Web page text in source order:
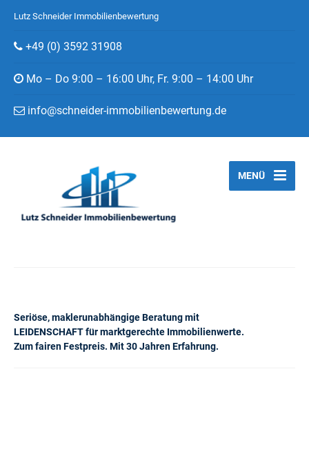
Lutz Schneider Immobilienbewertung
+49 (0) 3592 31908
Mo – Do 9:00 – 16:00 Uhr, Fr. 9:00 – 14:00 Uhr
info@schneider-immobilienbewertung.de
Seriöse, maklerunabhängige Beratung mit
LEIDENSCHAFT für marktgerechte Immobilienwerte.
Zum fairen Festpreis. Mit 30 Jahren Erfahrung.
MENÜ